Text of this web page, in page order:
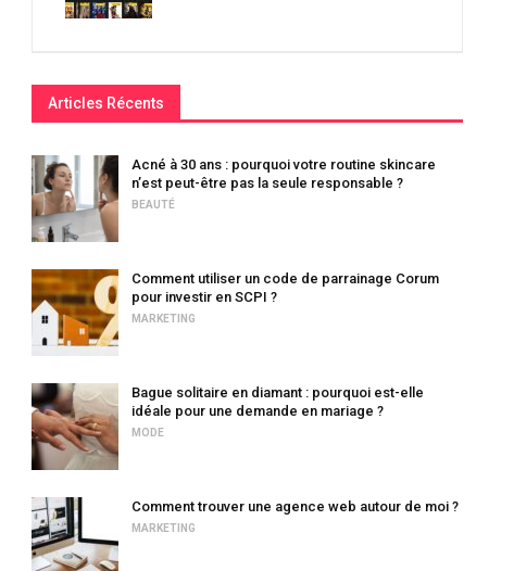
Articles Récents
Acné à 30 ans : pourquoi votre routine skincare
n’est peut-être pas la seule responsable ?
BEAUTÉ
Comment utiliser un code de parrainage Corum
pour investir en SCPI ?
MARKETING
Bague solitaire en diamant : pourquoi est-elle
idéale pour une demande en mariage ?
MODE
Comment trouver une agence web autour de moi ?
MARKETING